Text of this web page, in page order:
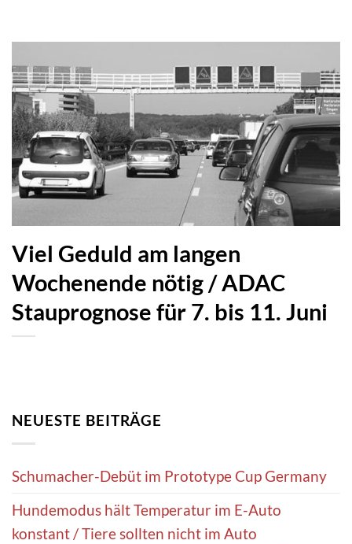
Viel Geduld am langen
Wochenende nötig / ADAC
Stauprognose für 7. bis 11. Juni
NEUESTE BEITRÄGE
Schumacher-Debüt im Prototype Cup Germany
Hundemodus hält Temperatur im E-Auto
konstant / Tiere sollten nicht im Auto